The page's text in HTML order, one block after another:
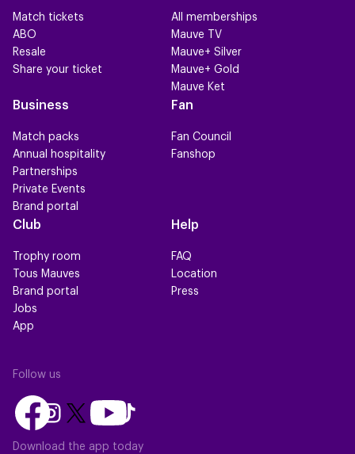
Match tickets
ABO
Resale
Share your ticket
All memberships
Mauve TV
Mauve+ Silver
Mauve+ Gold
Mauve Ket
Business
Match packs
Annual hospitality
Partnerships
Private Events
Brand portal
Fan
Fan Council
Fanshop
Club
Trophy room
Tous Mauves
Brand portal
Jobs
App
Help
FAQ
Location
Press
Follow us
Follow
us
on
Follow
us
on
Follow
on
Follow
us
on
Follow
us
on
Download the app today